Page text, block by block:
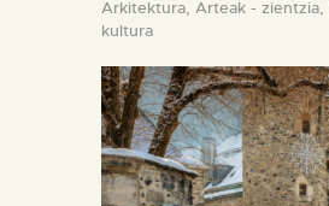
Arkitektura, Arteak - zientzia,
kultura